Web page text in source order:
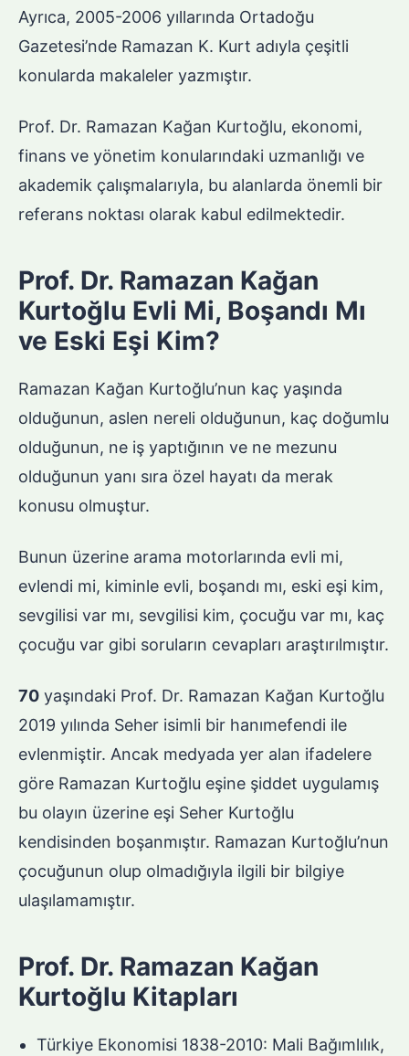
Ayrıca, 2005-2006 yıllarında Ortadoğu
Gazetesi’nde Ramazan K. Kurt adıyla çeşitli
konularda makaleler yazmıştır.
Prof. Dr. Ramazan Kağan Kurtoğlu, ekonomi,
finans ve yönetim konularındaki uzmanlığı ve
akademik çalışmalarıyla, bu alanlarda önemli bir
referans noktası olarak kabul edilmektedir.
Prof. Dr. Ramazan Kağan
Kurtoğlu Evli Mi, Boşandı Mı
ve Eski Eşi Kim?
Ramazan Kağan Kurtoğlu’nun kaç yaşında
olduğunun, aslen nereli olduğunun, kaç doğumlu
olduğunun, ne iş yaptığının ve ne mezunu
olduğunun yanı sıra özel hayatı da merak
konusu olmuştur.
Bunun üzerine arama motorlarında evli mi,
evlendi mi, kiminle evli, boşandı mı, eski eşi kim,
sevgilisi var mı, sevgilisi kim, çocuğu var mı, kaç
çocuğu var gibi soruların cevapları araştırılmıştır.
70 yaşındaki Prof. Dr. Ramazan Kağan Kurtoğlu
2019 yılında Seher isimli bir hanımefendi ile
evlenmiştir. Ancak medyada yer alan ifadelere
göre Ramazan Kurtoğlu eşine şiddet uygulamış
bu olayın üzerine eşi Seher Kurtoğlu
kendisinden boşanmıştır. Ramazan Kurtoğlu’nun
çocuğunun olup olmadığıyla ilgili bir bilgiye
ulaşılamamıştır.
Prof. Dr. Ramazan Kağan
Kurtoğlu Kitapları
Türkiye Ekonomisi 1838-2010: Mali Bağımlılık,